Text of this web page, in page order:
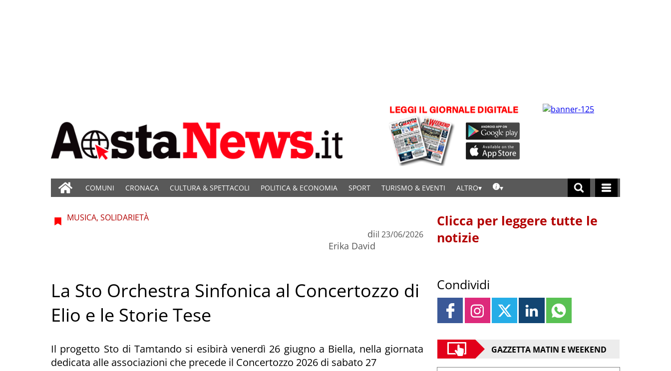
COMUNI CRONACA CULTURA & SPETTACOLI POLITICA & ECONOMIA SPORT TURISMO & EVENTI ALTRO
MUSICA, SOLIDARIETÀ
di
Erika David
il 23/06/2026
La Sto Orchestra Sinfonica al Concertozzo di
Elio e le Storie Tese
Il progetto Sto di Tamtando si esibirà venerdì 26 giugno a Biella, nella giornata
dedicata alle associazioni che precede il Concertozzo 2026 di sabato 27
Clicca per leggere tutte le
notizie
Condividi
GAZZETTA MATIN E WEEKEND